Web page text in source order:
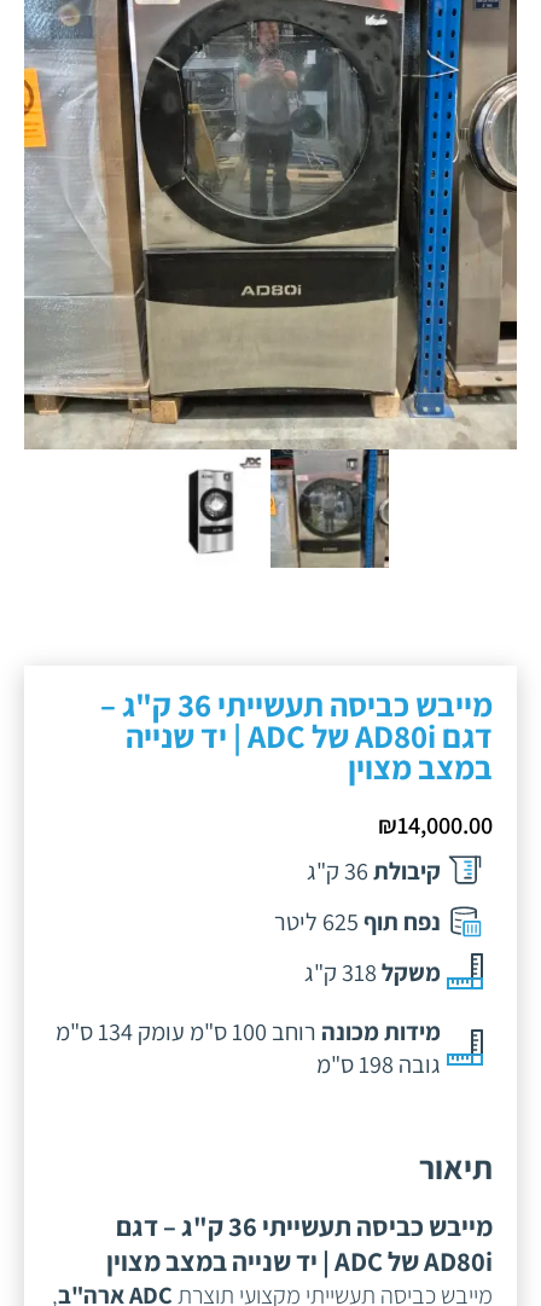
מייבש כביסה תעשייתי 36 ק"ג –
דגם AD80i של ADC | יד שנייה
במצב מצוין
₪14,000.00
קיבולת36 ק"ג
נפח תוף625 ליטר
משקל318 ק"ג
מידות מכונה
רוחב 100 ס"מ עומק 134 ס"מ
גובה 198 ס"מ
תיאור
מייבש כביסה תעשייתי 36 ק"ג – דגם
AD80i של ADC | יד שנייה במצב מצוין
מייבש כביסה תעשייתי מקצועי תוצרתADC ארה"ב ,